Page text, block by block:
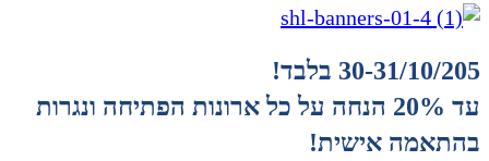
30-31/10/205 בלבד!
עד 20% הנחה על כל ארונות הפתיחה ונגרות
בהתאמה אישית!